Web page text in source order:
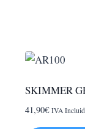
SKIMMER
41,90€ IVA